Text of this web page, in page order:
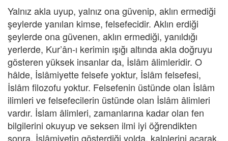
Yalnız akla uyup, yalnız ona güvenip, aklın ermediği
şeylerde yanılan kimse, felsefecidir. Aklın erdiği
şeylerde ona güvenen, aklın ermediği, yanıldığı
yerlerde, Kur’ân-ı kerimin ışığı altında akla doğruyu
gösteren yüksek insanlar da, İslâm âlimleridir. O
hâlde, İslâmiyette felsefe yoktur, İslâm felsefesi,
İslâm filozofu yoktur. Felsefenin üstünde olan İslâm
ilimleri ve felsefecilerin üstünde olan İslâm âlimleri
vardır. İslam âlimleri, zamanlarına kadar olan fen
bilgilerini okuyup ve seksen ilmi iyi öğrendikten
sonra, İslâmiyetin gösterdiği yolda, kalplerini açarak,